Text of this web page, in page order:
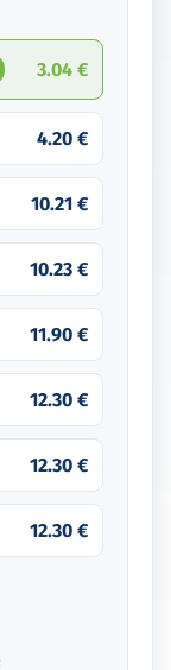
3.04 €
4.20 €
10.21 €
10.23 €
11.90 €
12.30 €
12.30 €
12.30 €